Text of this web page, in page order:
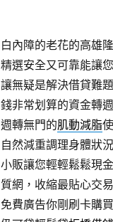
白內障的老花的高雄
精選安全又可靠能讓
讓無疑是解決借貸難
錢非常划算的資金轉
週轉無門的肌動減脂
自然減重調理身體狀
小販讓您輕輕鬆鬆現
質網，收縮最貼心交
免費廣告你剛刷卡購